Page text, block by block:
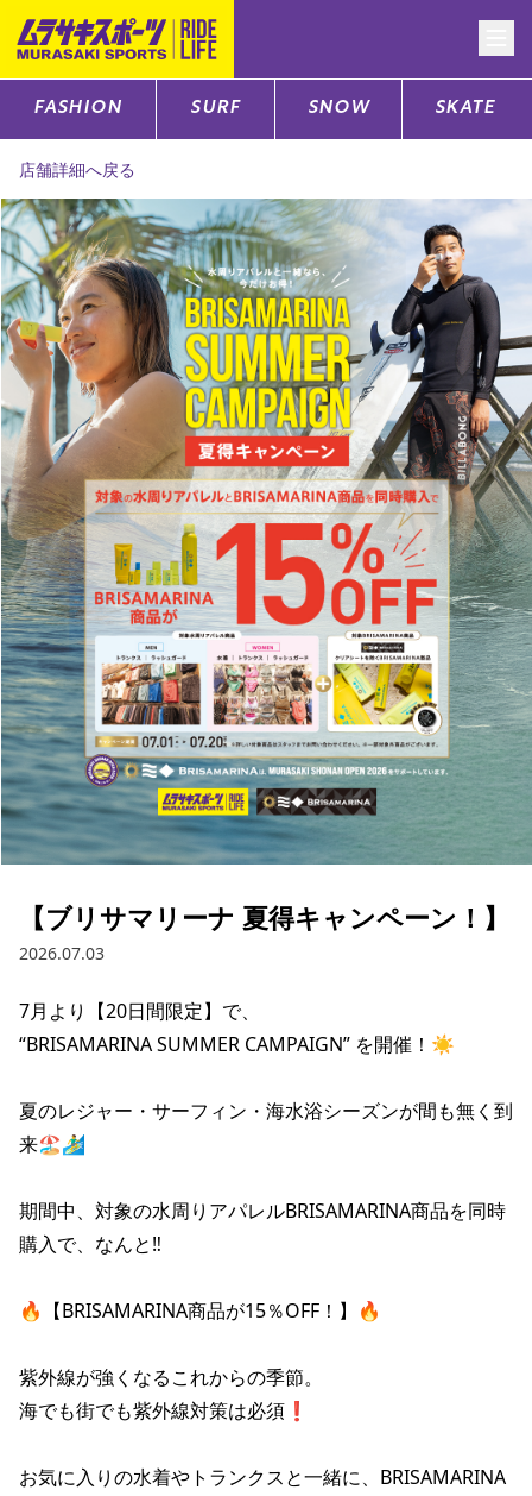
CATEGORY
サーフTOP
スノーTOP
スケートTOP
CONTENTS
ブランド一覧
特集一覧
スタッフスナップ
SUPPORT
ご利用ガイド
会員ランク
店頭受取サービス
ギフトラッピング
アフターサポート
下取り保証について
よくある質問
店舗一覧
お問い合わせ
ニュース
ムラサキスポーツ 公式アプリ
FASHION SURF SNOW SKATE
店舗詳細へ戻る
【ブリサマリーナ 夏得キャンペーン！】
2026.07.03
7月より【20日間限定】で、
“BRISAMARINA SUMMER CAMPAIGN” を開催！☀️
夏のレジャー・サーフィン・海水浴シーズンが間も無く到
来🏖️🏄‍♂️
期間中、対象の水周りアパレルBRISAMARINA商品を同時
購入で、なんと‼️
🔥【BRISAMARINA商品が15％OFF！】🔥
紫外線が強くなるこれからの季節。
海でも街でも紫外線対策は必須❗
お気に入りの水着やトランクスと一緒に、BRISAMARINA